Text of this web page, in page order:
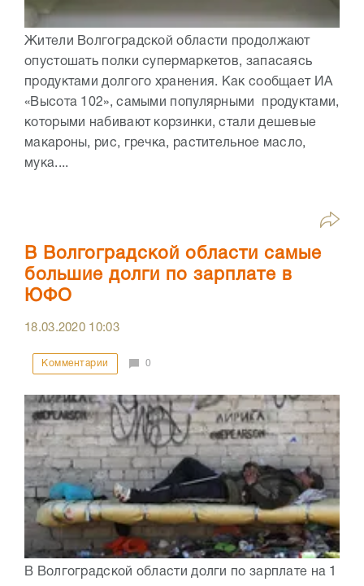
Жители Волгоградской области продолжают
опустошать полки супермаркетов, запасаясь
продуктами долгого хранения. Как сообщает ИА
«Высота 102», самыми популярными продуктами,
которыми набивают корзинки, стали дешевые
макароны, рис, гречка, растительное масло,
мука....
В Волгоградской области самые
большие долги по зарплате в
ЮФО
18.03.2020 10:03
Комментарии 0
В Волгоградской области долги по зарплате на 1